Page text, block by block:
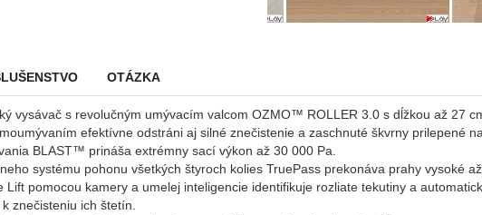
OTÁZKA
vysávač s revolučným umývacím valcom OZMO™ ROLLER 3.0 s dĺžkou až 27
efektívne odstráni aj silné znečistenie a zaschnuté škvrny prilepené
BLAST™ prináša extrémny sací výkon až 30 000 Pa.
systému pohonu všetkých štyroch kolies TruePass prekonáva prahy vysoké až
Lift pomocou kamery a umelej inteligencie identifikuje rozliate tekutiny a
znečisteniu ich štetín.